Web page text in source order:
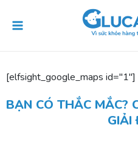
Menu
[elfsight_google_maps id="1"]
BẠN CÓ THẮC MẮC?
GIẢI